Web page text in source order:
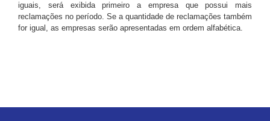
iguais, será exibida primeiro a empresa que possui mais
reclamações no período. Se a quantidade de reclamações também
for igual, as empresas serão apresentadas em ordem alfabética.